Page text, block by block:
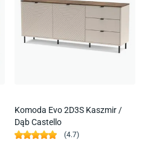
Komoda Evo 2D3S Kaszmir /
Dąb Castello
(4.7)